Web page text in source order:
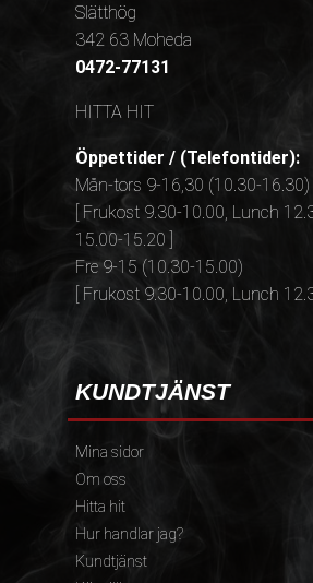
Slätthög
342 63 Moheda
0472-77131
HITTA HIT
Öppettider / (Telefontider):
Mån-tors 9-16,30 (10.30-16.30)
[ Frukost 9.30-10.00, Lunch
15.00-15.20 ]
Fre 9-15 (10.30-15.00)
[ Frukost 9.30-10.00, Lunch
KUNDTJÄNST
Mina sidor
Om oss
Hitta hit
Hur handlar jag?
Kundtjänst